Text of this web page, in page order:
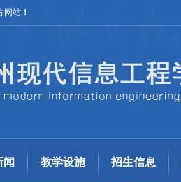
网站 ！
闻 教学设施 招生信息